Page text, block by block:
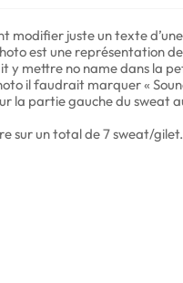
modifier juste un texte d’une
est une représentation
y mettre no name dans la
il faudrait marquer «
la partie gauche du sweat
sur un total de 7 sweat/gilet.